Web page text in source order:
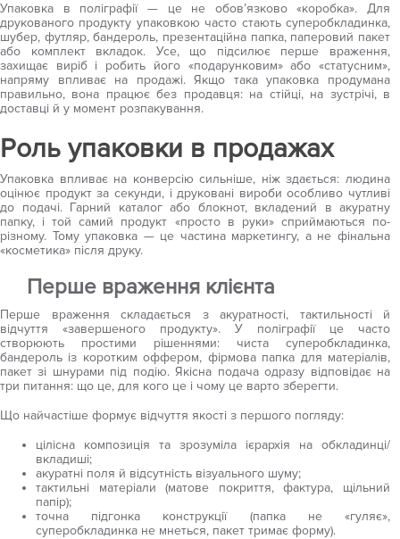
ЩО ПРОДАЄ
Упаковка в поліграфії — це не обов’язково «коробка». Для
друкованого продукту упаковкою часто стають суперобкладинка,
шубер, футляр, бандероль, презентаційна папка, паперовий пакет
або комплект вкладок. Усе, що підсилює перше враження,
захищає виріб і робить його «подарунковим» або «статусним»,
напряму впливає на продажі. Якщо така упаковка продумана
правильно, вона працює без продавця: на стійці, на зустрічі, в
доставці й у момент розпакування.
Роль упаковки в продажах
Упаковка впливає на конверсію сильніше, ніж здається: людина
оцінює продукт за секунди, і друковані вироби особливо чутливі
до подачі. Гарний каталог або блокнот, вкладений в акуратну
папку, і той самий продукт «просто в руки» сприймаються по-
різному. Тому упаковка — це частина маркетингу, а не фінальна
«косметика» після друку.
Перше враження клієнта
Перше враження складається з акуратності, тактильності й
відчуття «завершеного продукту». У поліграфії це часто
створюють простими рішеннями: чиста суперобкладинка,
бандероль із коротким оффером, фірмова папка для матеріалів,
пакет зі шнурами під подію. Якісна подача одразу відповідає на
три питання: що це, для кого це і чому це варто зберегти.
Що найчастіше формує відчуття якості з першого погляду:
цілісна композиція та зрозуміла ієрархія на обкладинці/
вкладиші;
акуратні поля й відсутність візуального шуму;
тактильні матеріали (матове покриття, фактура, щільний
папір);
точна підгонка конструкції (папка не «гуляє»,
суперобкладинка не мнеться, пакет тримає форму).